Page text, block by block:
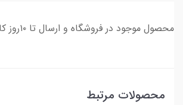
محصول موجود در فروشگاه و ارسال تا ۱۰روز کاری​​​​
محصولات مرتبط